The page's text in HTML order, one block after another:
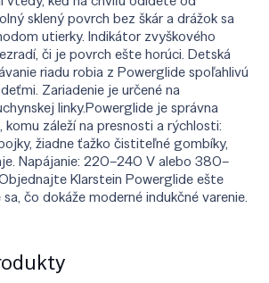
sklený povrch bez škár a drážok sa
utierky. Indikátor zvyškového
či je povrch ešte horúci. Detská
riadu robia z Powerglide spoľahlivú
Zariadenie je určené na
linky.Powerglide je správna
komu záleží na presnosti a rýchlosti:
žiadne ťažko čistiteľné gombíky,
Napájanie: 220–240 V alebo 380–
Klarstein Powerglide ešte
čo dokáže moderné indukčné varenie.